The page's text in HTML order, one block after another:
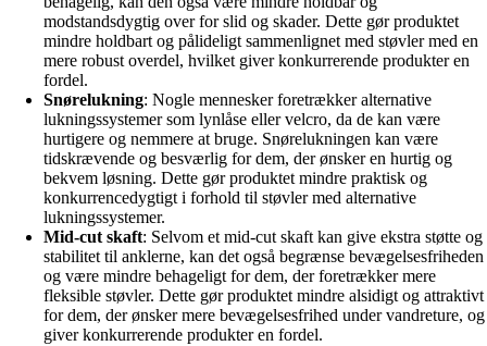
modstandsdygtig over for slid og skader. Dette gør produktet
mindre holdbart og pålideligt sammenlignet med støvler med en
mere robust overdel, hvilket giver konkurrerende produkter en
fordel.
Snørelukning: Nogle mennesker foretrækker alternative
lukningssystemer som lynlåse eller velcro, da de kan være
hurtigere og nemmere at bruge. Snørelukningen kan være
tidskrævende og besværlig for dem, der ønsker en hurtig og
bekvem løsning. Dette gør produktet mindre praktisk og
konkurrencedygtigt i forhold til støvler med alternative
lukningssystemer.
Mid-cut skaft: Selvom et mid-cut skaft kan give ekstra støtte og
stabilitet til anklerne, kan det også begrænse bevægelsesfriheden
og være mindre behageligt for dem, der foretrækker mere
fleksible støvler. Dette gør produktet mindre alsidigt og attraktivt
for dem, der ønsker mere bevægelsesfrihed under vandreture, og
giver konkurrerende produkter en fordel.